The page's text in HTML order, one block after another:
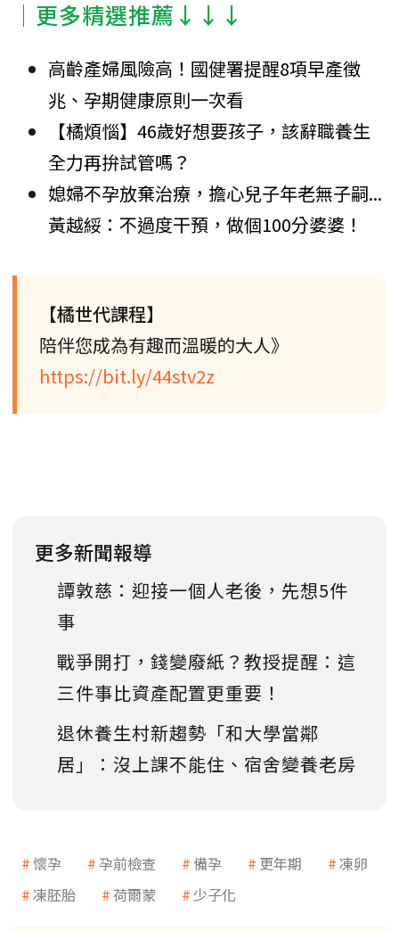
│更多精選推薦↓↓↓
高齡產婦風險高！國健署提醒8項早產徵
兆、孕期健康原則一次看
【橘煩惱】46歲好想要孩子，該辭職養生
全力再拚試管嗎？
媳婦不孕放棄治療，擔心兒子年老無子嗣...
黃越綏：不過度干預，做個100分婆婆！
【橘世代課程】
陪伴您成為有趣而溫暖的大人》
https://bit.ly/44stv2z
更多新聞報導
譚敦慈：迎接一個人老後，先想5件
事
戰爭開打，錢變廢紙？教授提醒：這
三件事比資產配置更重要！
退休養生村新趨勢「和大學當鄰
居」：沒上課不能住、宿舍變養老房
懷孕 孕前檢查 備孕 更年期
凍卵
凍胚胎
荷爾蒙 少子化